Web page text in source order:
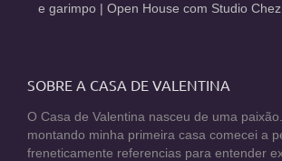
e garimpo | Open House com Studio
SOBRE A CASA DE VALENTINA
O Casa de Valentina nasceu de uma
montando minha primeira casa comecei a
freneticamente referencias para entender